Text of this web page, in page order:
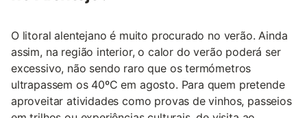
O litoral alentejano é muito procurado no verão. Ainda
assim, na região interior, o calor do verão poderá ser
excessivo, não sendo raro que os termómetros
ultrapassem os 40ºC em agosto. Para quem pretende
aproveitar atividades como provas de vinhos, passeios